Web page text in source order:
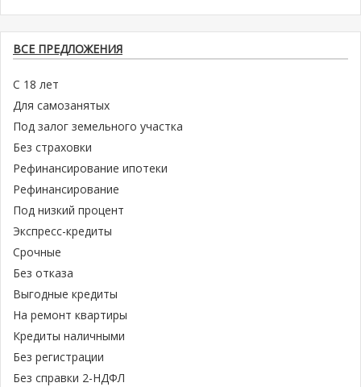
ВСЕ ПРЕДЛОЖЕНИЯ
С 18 лет
Для самозанятых
Под залог земельного участка
Без страховки
Рефинансирование ипотеки
Рефинансирование
Под низкий процент
Экспресс-кредиты
Срочные
Без отказа
Выгодные кредиты
На ремонт квартиры
Кредиты наличными
Без регистрации
Без справки 2-НДФЛ